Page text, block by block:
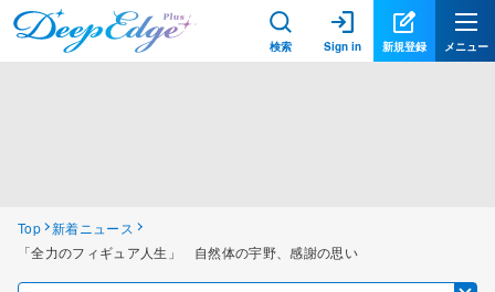
検索 Sign in 新規登録 メニュー
Top 新着ニュース
「全力のフィギュア人生」 自然体の宇野、感謝の思い